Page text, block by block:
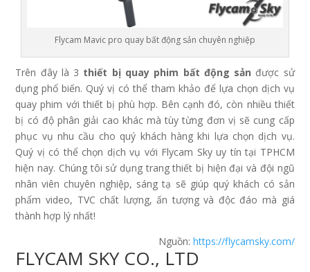
Flycam Mavic pro quay bất động sản chuyên nghiệp
Trên đây là 3 thiết bị quay phim bất động sản được sử
dụng phổ biến. Quý vị có thể tham khảo để lựa chọn dịch vụ
quay phim với thiết bị phù hợp. Bên cạnh đó, còn nhiều thiết
bị có độ phân giải cao khác mà tùy từng đơn vị sẽ cung cấp
phục vụ nhu cầu cho quý khách hàng khi lựa chọn dịch vụ.
Quý vị có thể chọn dịch vụ với Flycam Sky uy tín tại TPHCM
hiện nay. Chúng tôi sử dụng trang thiết bị hiện đại và đội ngũ
nhân viên chuyên nghiệp, sáng tạ sẽ giúp quý khách có sản
phẩm video, TVC chất lượng, ấn tượng và độc đáo mà giá
thành hợp lý nhất!
Nguồn: https://flycamsky.com/
FLYCAM SKY CO., LTD